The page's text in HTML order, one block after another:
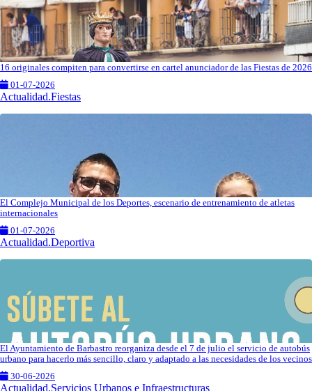
16 originales compiten para convertirse en cartel anunciador de las Fiestas de 2026
01-07-2026
Actualidad.Fiestas
El Complejo Municipal de los Deportes, escenario de entrenamiento de atletas
internacionales
01-07-2026
Actualidad.Deportiva
El Ayuntamiento de Barbastro reorganiza desde el 7 de julio el servicio de autobús
urbano para hacerlo más sencillo, claro y adaptado a las necesidades de los vecinos
30-06-2026
Actualidad.Servicios Urbanos e Infraestructuras